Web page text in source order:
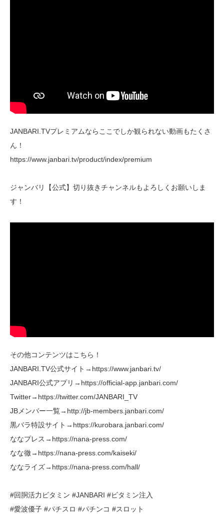
JANBARI.TVプレミアムならここでしか観られない動画もたくさ
ん！
https://www.janbari.tv/product/index/premium
ジャンバリ【公式】切り抜きチャンネルもよろしくお願いしま
す！
その他コンテンツはこちら！
JANBARI.TV公式サイト→https://www.janbari.tv/
JANBARI公式アプリ→https://official-app.janbari.com/
Twitter→https://twitter.com/JANBARI_TV
JBメンバー一覧→http://jb-members.janbari.com/
黒バラ特設サイト→https://kurobara.janbari.com/
ななプレス→https://nana-press.com/
なな徹→https://nana-press.com/kaiseki/
ななライズ→https://nana-press.com/hall/
#回胴活力ビタミン #JANBARI #ビタミン注入
#愛波優子 #パチスロ #パチンコ #スロット